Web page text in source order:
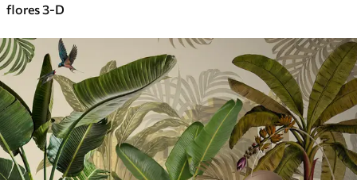
flores 3-D